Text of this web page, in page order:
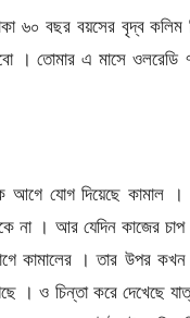
৬০ বছর বয়সের বৃদ্ব কলিম
। তোমার এ মাসে ওলরেডি
আগে যোগ দিয়েছে
না । আর যেদিন কাজের
কামালের । তার উপর
ও চিন্তা করে দেখেছে